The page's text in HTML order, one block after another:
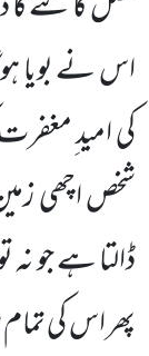
اس نے بویا
کی امید
شخص اچھی
ڈالتا ہے جو
پھر اس کی